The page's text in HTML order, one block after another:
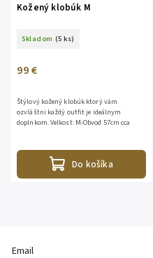
Kožený klobúk M
Skladom (5 ks)
99 €
Do košíka
Štýlový kožený klobúk ktorý vám
ozvláštni každý outfit je ideálnym
doplnkom. Velkost: M-Obvod 57cm cca
Email